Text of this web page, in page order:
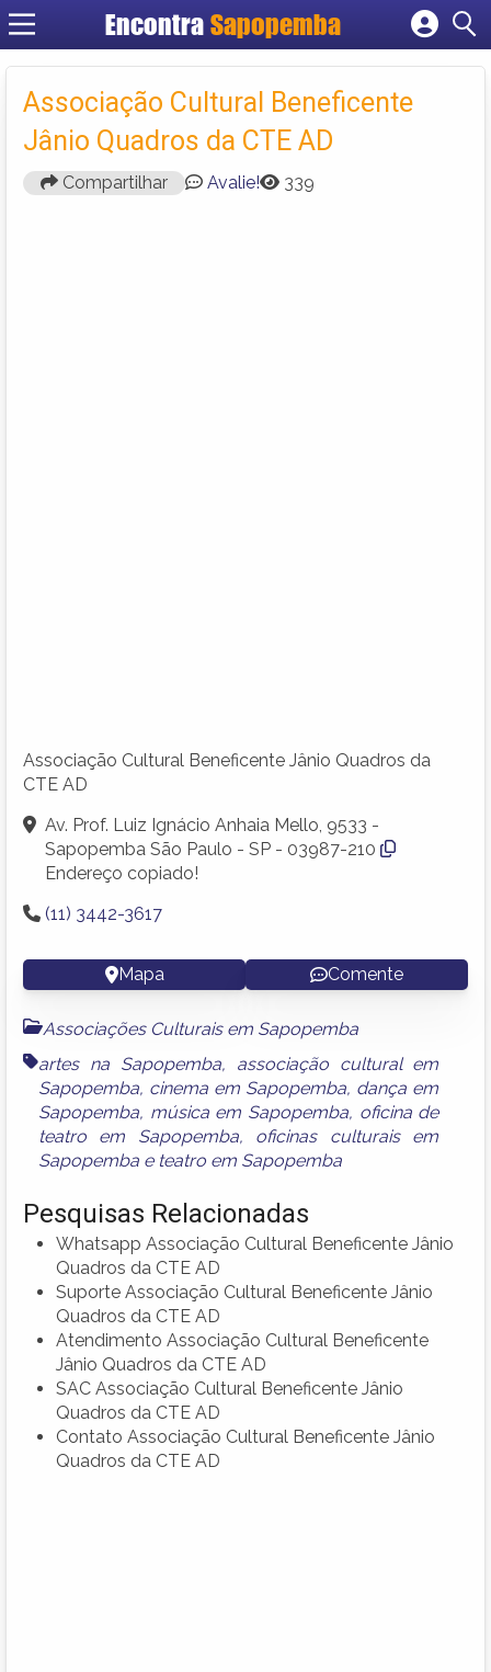
Encontra Sapopemba
Cadastrar empresa
Criar conta
Associação Cultural Beneficente
Jânio Quadros da CTE AD
Compartilhar Avalie! 339
Associação Cultural Beneficente Jânio Quadros da
CTE AD
Av. Prof. Luiz Ignácio Anhaia Mello, 9533 -
Sapopemba São Paulo - SP - 03987-210
Endereço copiado!
(11) 3442-3617
Mapa Comente
Associações Culturais em Sapopemba
artes na Sapopemba, associação cultural em
Sapopemba, cinema em Sapopemba, dança em
Sapopemba, música em Sapopemba, oficina de
teatro em Sapopemba, oficinas culturais em
Sapopemba e teatro em Sapopemba
Pesquisas Relacionadas
Whatsapp Associação Cultural Beneficente Jânio
Quadros da CTE AD
Suporte Associação Cultural Beneficente Jânio
Quadros da CTE AD
Atendimento Associação Cultural Beneficente
Jânio Quadros da CTE AD
SAC Associação Cultural Beneficente Jânio
Quadros da CTE AD
Contato Associação Cultural Beneficente Jânio
Quadros da CTE AD